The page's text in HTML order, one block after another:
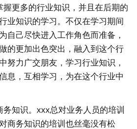
更多的行业知识，并且在后期的
业知识的学习。不仅在学习期间
自己尽快进入工作角色而准备，
的更加出色突出，融入到这个行
努力广交朋友，学习行业知识，
息，互相学习，为在这个行业中
知识。xxx总对业务人员的培训
商务知识的培训也丝毫没有松